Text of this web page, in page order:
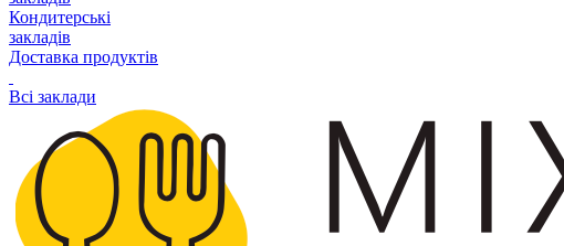
Кондитерські
закладів
Доставка продуктів
Всі заклади